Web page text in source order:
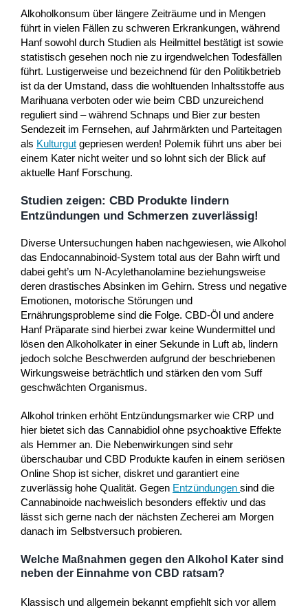
Alkoholkonsum über längere Zeiträume und in Mengen
führt in vielen Fällen zu schweren Erkrankungen, während
Hanf sowohl durch Studien als Heilmittel bestätigt ist sowie
statistisch gesehen noch nie zu irgendwelchen Todesfällen
führt. Lustigerweise und bezeichnend für den Politikbetrieb
ist da der Umstand, dass die wohltuenden Inhaltsstoffe aus
Marihuana verboten oder wie beim CBD unzureichend
reguliert sind – während Schnaps und Bier zur besten
Sendezeit im Fernsehen, auf Jahrmärkten und Parteitagen
als Kulturgutgepriesen werden! Polemik führt uns aber bei
einem Kater nicht weiter und so lohnt sich der Blick auf
aktuelle Hanf Forschung.
Studien zeigen: CBD Produkte lindern
Entzündungen und Schmerzen zuverlässig!
Diverse Untersuchungen haben nachgewiesen, wie Alkohol
das Endocannabinoid-System total aus der Bahn wirft und
dabei geht’s um N-Acylethanolamine beziehungsweise
deren drastisches Absinken im Gehirn. Stress und negative
Emotionen, motorische Störungen und
Ernährungsprobleme sind die Folge. CBD-Öl und andere
Hanf Präparate sind hierbei zwar keine Wundermittel und
lösen den Alkoholkater in einer Sekunde in Luft ab, lindern
jedoch solche Beschwerden aufgrund der beschriebenen
Wirkungsweise beträchtlich und stärken den vom Suff
geschwächten Organismus.
Alkohol trinken erhöht Entzündungsmarker wie CRP und
hier bietet sich das Cannabidiol ohne psychoaktive Effekte
als Hemmer an. Die Nebenwirkungen sind sehr
überschaubar und CBD Produkte kaufen in einem seriösen
Online Shop ist sicher, diskret und garantiert eine
zuverlässig hohe Qualität. Gegen Entzündungen sind die
Cannabinoide nachweislich besonders effektiv und das
lässt sich gerne nach der nächsten Zecherei am Morgen
danach im Selbstversuch probieren.
Welche Maßnahmen gegen den Alkohol Kater sind
neben der Einnahme von CBD ratsam?
Klassisch und allgemein bekannt empfiehlt sich vor allem